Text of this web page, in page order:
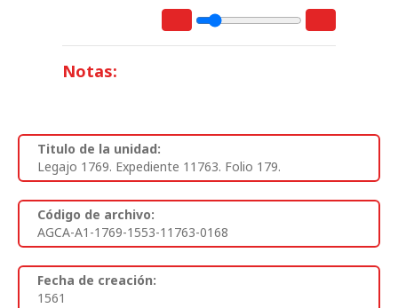
Notas:
Titulo de la unidad:
Legajo 1769. Expediente 11763. Folio 179.
Código de archivo:
AGCA-A1-1769-1553-11763-0168
Fecha de creación:
1561